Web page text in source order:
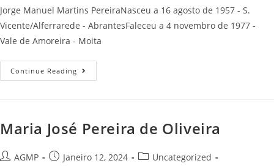
Jorge Manuel Martins PereiraNasceu a 16 agosto de 1957 - S.
Vicente/Alferrarede - AbrantesFaleceu a 4 novembro de 1977 -
Vale de Amoreira - Moita
Continue Reading Jorge
Manuel
Maria José Pereira de Oliveira
PostAGMP
PostJaneiro 12, 2024
PostUncategorized